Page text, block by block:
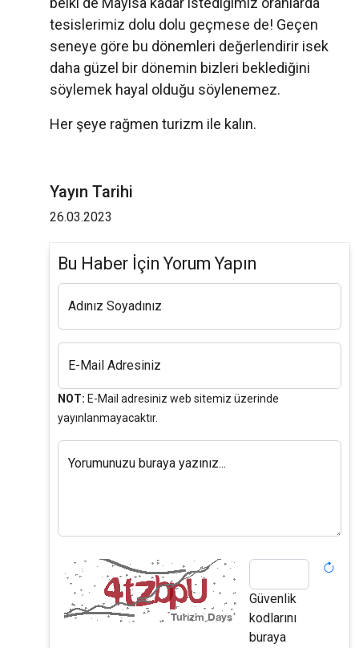
tesislerimiz dolu dolu geçmese de! Geçen
seneye göre bu dönemleri değerlendirir isek
daha güzel bir dönemin bizleri beklediğini
söylemek hayal olduğu söylenemez.
Her şeye rağmen turizm ile kalın.
Yayın Tarihi
26.03.2023
Bu Haber İçin Yorum Yapın
Adınız Soyadınız
E-Mail Adresiniz
NOT: E-Mail adresiniz web sitemiz üzerinde
yayınlanmayacaktır.
Yorumunuzu buraya yazınız...
Güvenlik
kodlarını
buraya